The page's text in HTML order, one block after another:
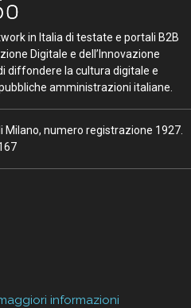
in Italia di testate e portali B2B
Digitale e dell’Innovazione
diffondere la cultura digitale e
amministrazioni italiane.
numero registrazione 1927.
informazioni